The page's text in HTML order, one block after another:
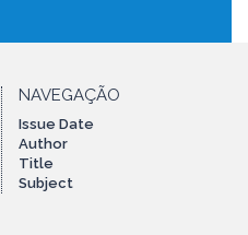
NAVEGAÇÃO
Issue Date
Author
Title
Subject